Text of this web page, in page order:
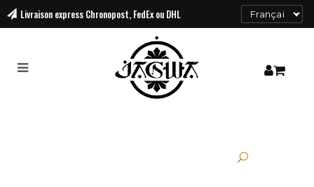
Livraison express Chronopost, FedEx ou DHL